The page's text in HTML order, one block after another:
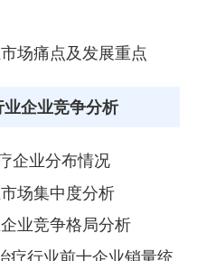
场痛点及发展重点
企业竞争分析
企业分布情况
场集中度分析
业竞争格局分析
疗行业前十企业销量统